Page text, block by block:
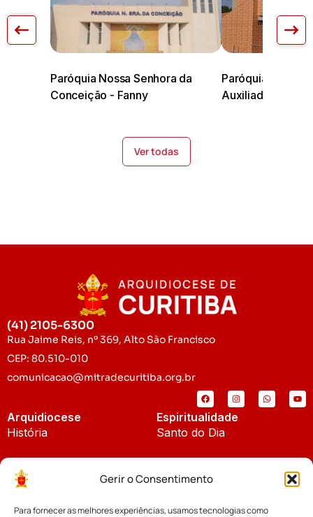
Gerir o Consentimento
Para fornecer as melhores experiências, usamos tecnologias como
Paróquia Nossa Senhora da
Conceição - Fanny
Paróquia Nossa
Auxiliadora
Ver todas
(41) 2105-6300
Rua Jaime Reis, nº 369, Alto São Francisco
CEP: 80.510-010
comunicacao@mitradecuritiba.org.br
Arquidiocese
História
Espiritualidade
Santo do Dia
Notícias
Cúria Diocesana